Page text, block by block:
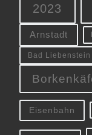
2023
Arnstadt
Bad Liebenstein
Eisenbahn